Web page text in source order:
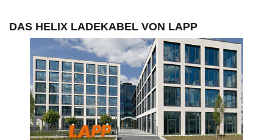
DAS HELIX LADEKABEL VON LAPP